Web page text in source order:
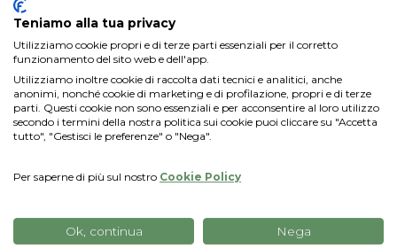
Rimborso per
azienda biologica
80%
del 50%
8.000 zł
Lo pagherai solo
Teniamo alla tua privacy
Utilizziamo cookie propri e di terze parti essenziali per il corretto
funzionamento del sito web e dell'app.
Utilizziamo inoltre cookie di raccolta dati tecnici e analitici, anche
anonimi, nonché cookie di marketing e di profilazione, propri e di terze
parti. Questi cookie non sono essenziali e per acconsentire al loro utilizzo
secondo i termini della nostra politica sui cookie puoi cliccare su "Accetta
tutto", "Gestisci le preferenze" o "Nega".
Per saperne di più sul nostro Cookie Policy
Ok, continua Nega